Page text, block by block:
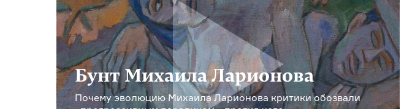
Бунт Михаила Ларионова
Почему эволюцию Михаила Ларионова критики обозвали